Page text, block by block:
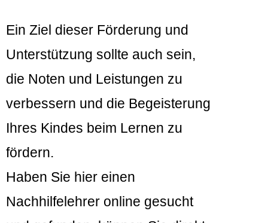
Ein Ziel dieser Förderung und
Unterstützung sollte auch sein,
die Noten und Leistungen zu
verbessern und die Begeisterung
Ihres Kindes beim Lernen zu
fördern.
Haben Sie hier einen
Nachhilfelehrer online gesucht